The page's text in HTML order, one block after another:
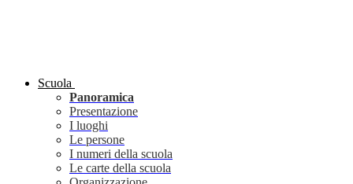
Scuola
Panoramica
Presentazione
I luoghi
Le persone
I numeri della scuola
Le carte della scuola